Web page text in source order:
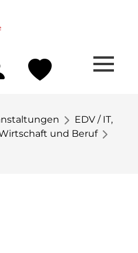
EDV / IT,
und Beruf